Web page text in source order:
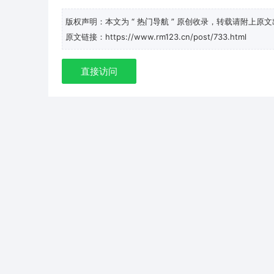
版权声明：本文为 “ 热门导航 ” 原创收录，转载请附上原
原文链接：https://www.rm123.cn/post/733.html
直接访问